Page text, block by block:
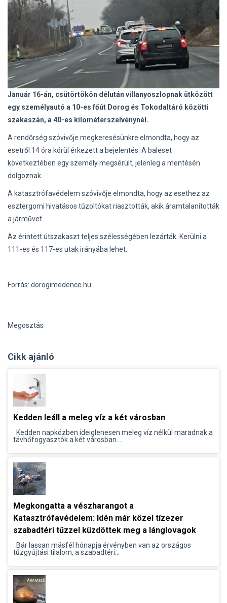
Január 16-án, csütörtökön délután villanyoszlopnak ütközött
egy személyautó a 10-es főút Dorog és Tokodaltáró közötti
szakaszán, a 40-es kilométerszelvénynél.
A rendőrség szóvivője megkeresésünkre elmondta, hogy az
esetről 14 óra körül érkezett a bejelentés. A baleset
következtében egy személy megsérült, jelenleg a mentésén
dolgoznak.
A katasztrófavédelem szóvivője elmondta, hogy az esethez az
esztergomi hivatásos tűzoltókat riasztották, akik áramtalanították
a járművet.
Az érintett útszakaszt teljes szélességében lezárták. Kerülni a
111-es és 117-es utak irányába lehet.
Forrás: dorogimedence.hu
Megosztás
Cikk ajánló
Kedden leáll a meleg víz a két városban
Kedden napközben ideiglenesen meleg víz nélkül maradnak a
távhőfogyasztók a két városban....
Megkongatta a vészharangot a
Katasztrófavédelem: Idén már közel tízezer
szabadtéri tűzzel küzdöttek meg a lánglovagok
Bár lassan másfél hónapja érvényben van az országos
tűzgyújtási tilalom, a szabadtéri...